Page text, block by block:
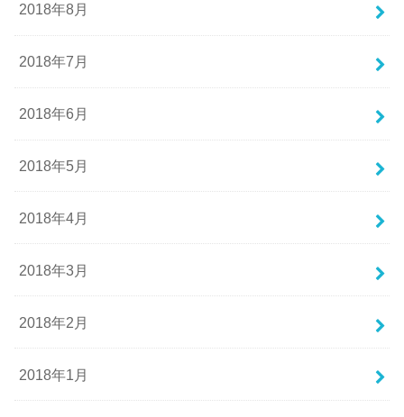
2018年8月
2018年7月
2018年6月
2018年5月
2018年4月
2018年3月
2018年2月
2018年1月